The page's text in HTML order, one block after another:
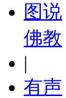
图说
佛教
|
有声